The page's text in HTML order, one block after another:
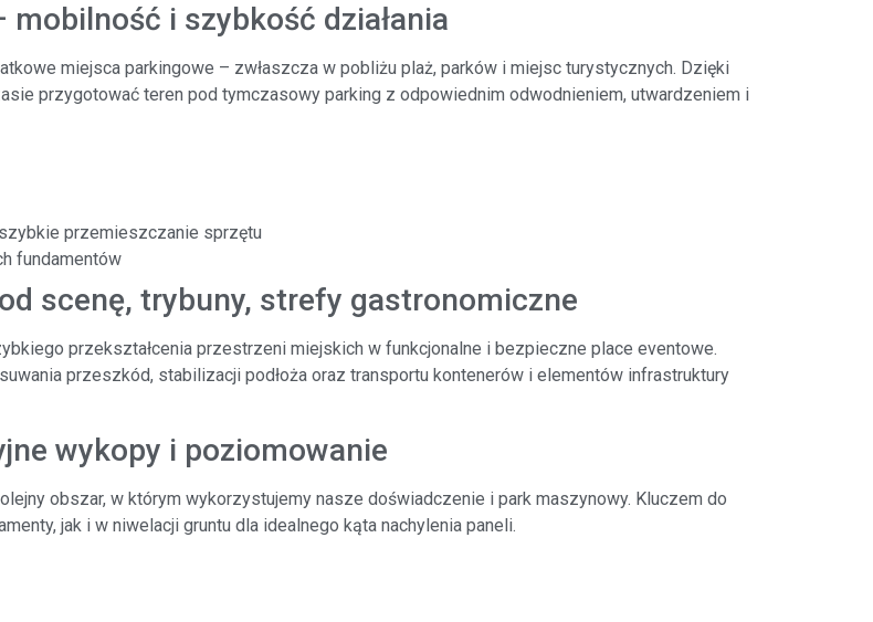
i szybkość działania
miejsca parkingowe – zwłaszcza w pobliżu plaż, parków i miejsc turystycznych. Dzięki
przygotować teren pod tymczasowy parking z odpowiednim odwodnieniem, utwardzeniem i
przemieszczanie sprzętu
fundamentów
scenę, trybuny, strefy gastronomiczne
przekształcenia przestrzeni miejskich w funkcjonalne i bezpieczne place eventowe.
przeszkód, stabilizacji podłoża oraz transportu kontenerów i elementów infrastruktury
wykopy i poziomowanie
obszar, w którym wykorzystujemy nasze doświadczenie i park maszynowy. Kluczem do
jak i w niwelacji gruntu dla idealnego kąta nachylenia paneli.